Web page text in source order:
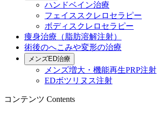
ハンドベイン治療
フェイススクレロセラピー
ボディスクレロセラピー
痩身治療（脂肪溶解注射）
術後のへこみや変形の治療
メンズED治療
メンズ増大・機能再生PRP注射
EDボツリヌス注射
コンテンツ Contents